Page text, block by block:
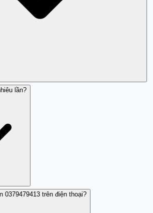
thông tin cá nhân (số căn cước, tài
của mình ngay để báo cáo rủi ro
Đồng thời báo cáo sự cố lên Trung
vncert.gov.vn.
lần?
0379479413 trên điện thoại?